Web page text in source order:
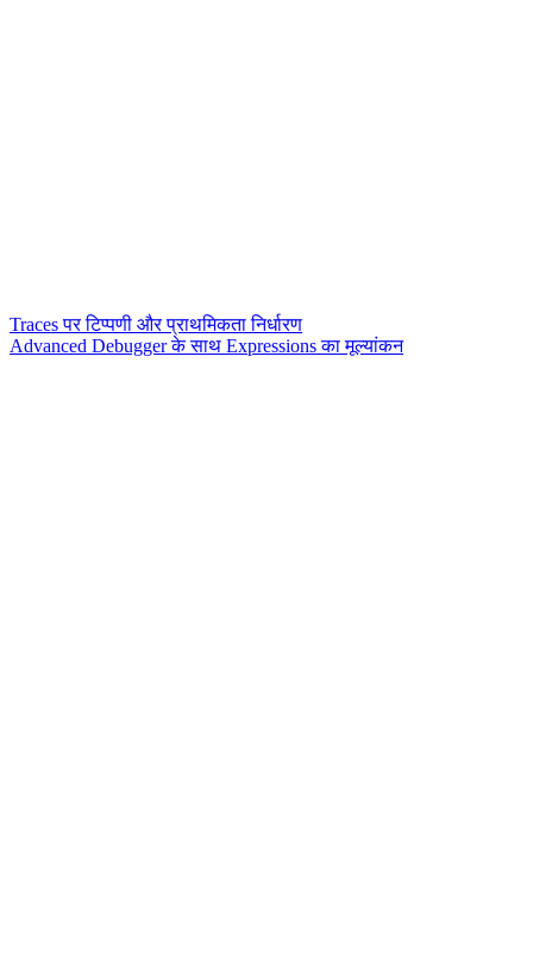
Traces पर टिप्पणी और प्राथमिकता निर्धारण
Advanced Debugger के साथ Expressions का मूल्यांकन